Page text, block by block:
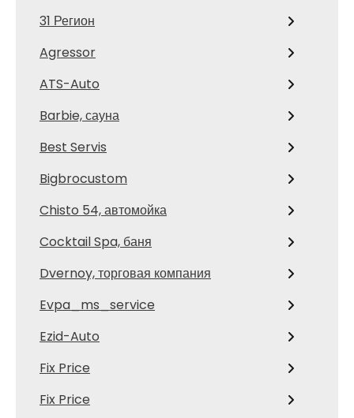
31 Регион
Agressor
ATS-Auto
Barbie, сауна
Best Servis
Bigbrocustom
Chisto 54, автомойка
Cocktail Spa, баня
Dvernoy, торговая компания
Evpa_ms_service
Ezid-Auto
Fix Price
Fix Price